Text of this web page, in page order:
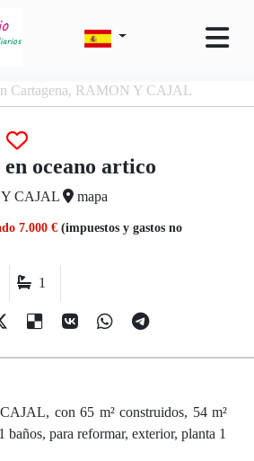
Cartagena, RAMON Y CAJAL
oceano artico
Y CAJAL mapa
7.000 € (impuestos y gastos no
1
con 65 m² construidos, 54 m²
baños, para reformar, exterior, planta 1